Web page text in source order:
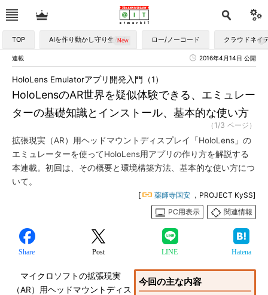
TOP AIを作り動かし守り生かす ロー/ノーコード クラウドネイ
連載 2016年4月14日 公開
HoloLensのAR世界を疑似体験できる、エミュレー
ターの基礎知識とインストール、基本的な使い方
HoloLens Emulatorアプリ開発入門（1）
（1/3 ページ）
拡張現実（AR）用ヘッドマウントディスプレイ「HoloLens」の
エミュレーターを使ってHoloLens用アプリの作り方を解説する
本連載。初回は、その概要と環境構築方法、基本的な使い方につ
いて。
[ 薬師寺国安 ，PROJECT KySS]
PC用表示
関連情報
Share Post LINE Hatena
今回の主な内容
マイクロソフトの拡張現実
（AR）用ヘッドマウントディス